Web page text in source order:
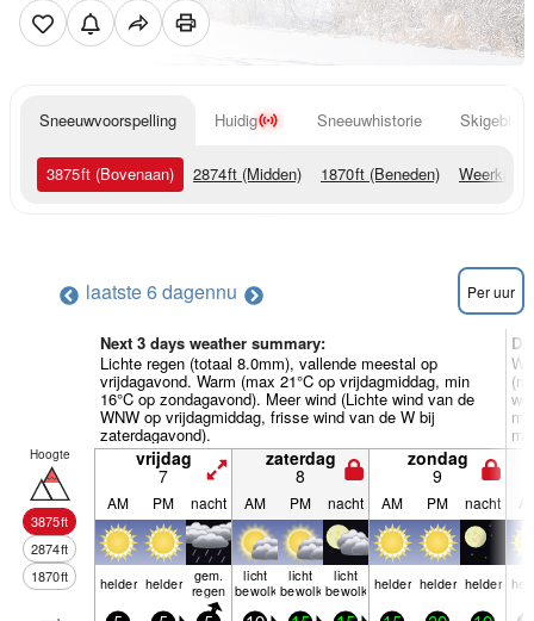
Sneeuwvoorspelling Huidig Sneeuwhistorie Skigebied
3875ft (Bovenaan) 2874ft (Midden) 1870ft (Beneden)
laatste 6 dagennu Per uur
Next 3 days weather summary:
Lichte regen (totaal 8.0mm), vallende meestal op
vrijdagavond. Warm (max 21°C op vrijdagmiddag, min
16°C op zondagavond). Meer wind (Lichte wind van de
WNW op vrijdagmiddag, frisse wind van de W bij
zaterdagavond).
Hoogte
3875ft
2874ft
1870ft
vrijdag
7
zaterdag
8
zondag
9
AM PM nacht AM PM nacht AM PM nacht
helder helder gem.
regen
licht
bewolkt
licht
bewolkt
licht
bewolkt helder helder helder